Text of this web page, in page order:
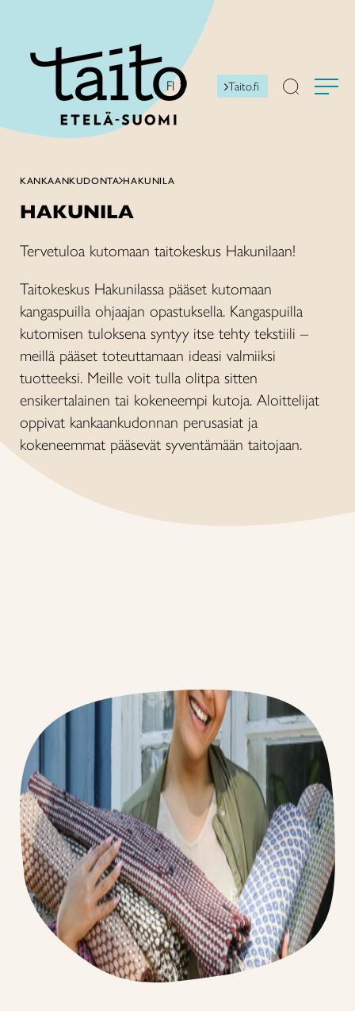
FI Taito.fi
KANKAANKUDONTA HAKUNILA
HAKUNILA
Tervetuloa kutomaan taitokeskus Hakunilaan!
Taitokeskus Hakunilassa pääset kutomaan
kangaspuilla ohjaajan opastuksella. Kangaspuilla
kutomisen tuloksena syntyy itse tehty tekstiili –
meillä pääset toteuttamaan ideasi valmiiksi
tuotteeksi. Meille voit tulla olitpa sitten
ensikertalainen tai kokeneempi kutoja. Aloittelijat
oppivat kankaankudonnan perusasiat ja
kokeneemmat pääsevät syventämään taitojaan.